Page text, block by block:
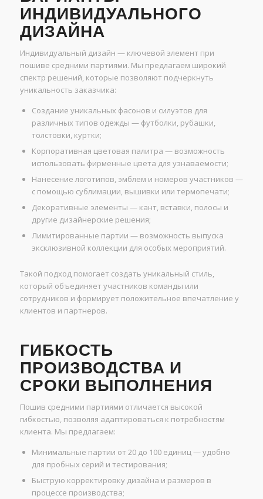
ИНДИВИДУАЛЬНОГО
ДИЗАЙНА
Индивидуальный дизайн — ключевой элемент при
пошиве средними партиями. Мы предлагаем широкий
спектр решений, которые позволяют подчеркнуть
уникальность заказчика:
Создание уникальных фасонов и силуэтов для
различных типов одежды — футболки, рубашки,
толстовки, куртки;
Корпоративная цветовая палитра — возможность
использовать фирменные цвета для узнаваемости;
Нанесение логотипов, эмблем и номеров участников —
с помощью сублимации, вышивки или термопечати;
Декоративные элементы — кант, вставки, полосы и
другие дизайнерские решения;
Лимитированные партии — возможность выпуска
эксклюзивной коллекции для особых мероприятий.
Такой подход помогает создать уникальный стиль,
который объединяет участников команды или
сотрудников и формирует положительное впечатление у
клиентов и партнеров.
ГИБКОСТЬ
ПРОИЗВОДСТВА И
СРОКИ ВЫПОЛНЕНИЯ
Пошив средними партиями отличается высокой
гибкостью, позволяя адаптироваться к потребностям
клиента. Мы предлагаем:
Минимальные партии от 20 до 100 единиц — удобно
для пробных серий и тестирования;
Быструю корректировку дизайна и размеров в
процессе производства;